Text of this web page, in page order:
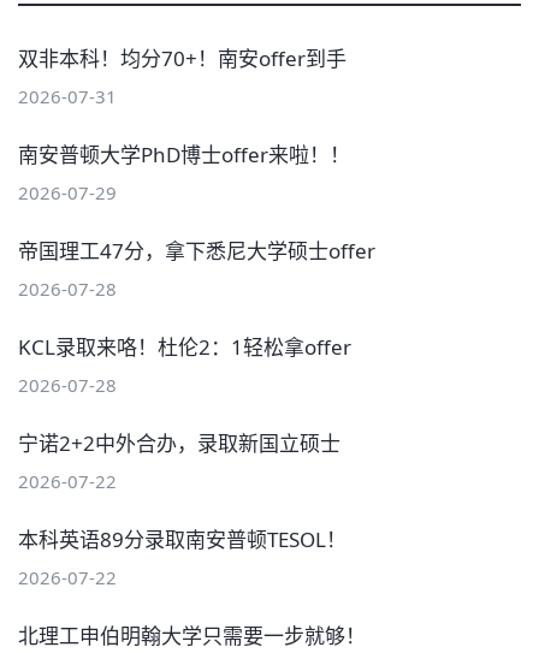
双非本科！均分70+！南安offer到手
2026-07-31
南安普顿大学PhD博士offer来啦！！
2026-07-29
帝国理工47分，拿下悉尼大学硕士offer
2026-07-28
KCL录取来咯！杜伦2：1轻松拿offer
2026-07-28
宁诺2+2中外合办，录取新国立硕士
2026-07-22
本科英语89分录取南安普顿TESOL！
2026-07-22
北理工申伯明翰大学只需要一步就够！